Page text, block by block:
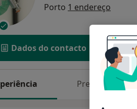
Porto 1 endereço
Dados do contacto
Preços